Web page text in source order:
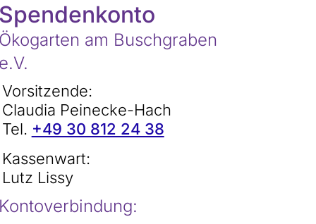
Spendenkonto
Ökogarten am Buschgraben
e.V.
Vorsitzende:
Claudia Peinecke-Hach
Tel. +49 30 812 24 38
Kassenwart:
Lutz Lissy
Kontoverbindung: